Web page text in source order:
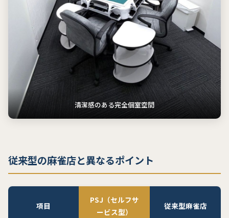
清潔感のある完全個室空間
従来型の麻雀店と異なるポイント
項目
PSJ（セルフサ
ービス型）
従来型麻雀店